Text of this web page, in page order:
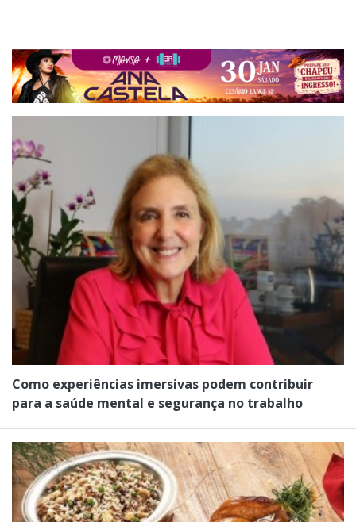
Como experiências imersivas podem contribuir
para a saúde mental e segurança no trabalho